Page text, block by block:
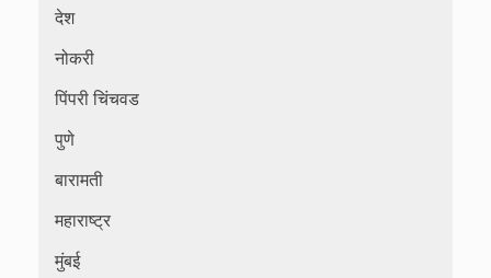
देश
नोकरी
पिंपरी चिंचवड
पुणे
बारामती
महाराष्ट्र
मुंबई